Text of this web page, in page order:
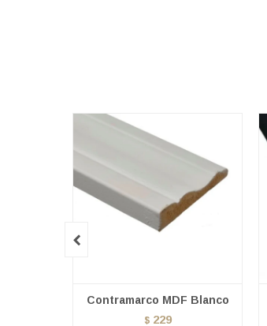
Contramarco MDF Blanco
$ 229
